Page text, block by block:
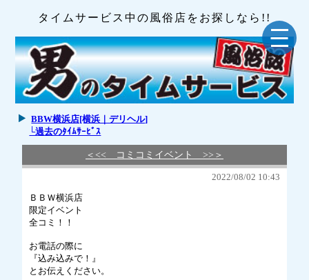
タイムサービス中の風俗店をお探しなら!!
BBW横浜店[横浜｜デリヘル]
└過去のﾀｲﾑｻｰﾋﾞｽ
＜<< コミコミイベント >>＞
2022/08/02 10:43
ＢＢＷ横浜店
限定イベント
全コミ！！
お電話の際に
『込み込みで！』
とお伝えください。